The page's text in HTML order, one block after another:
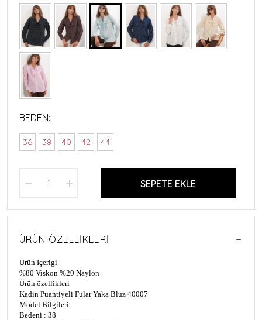
BEDEN:
36 38 40 42 44
SEPETE EKLE
ÜRÜN ÖZELLIKLERI
Ürün Içerigi
%80 Viskon %20 Naylon
Ürün özellikleri
Kadin Puantiyeli Fular Yaka Bluz 40007
Model Bilgileri
Bedeni : 38